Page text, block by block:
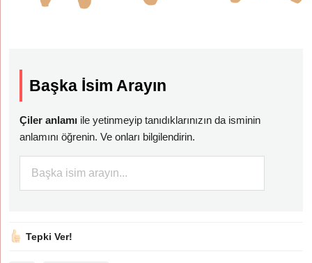
Başka İsim Arayın
Çiler anlamı ile yetinmeyip tanıdıklarınızın da isminin
anlamını öğrenin. Ve onları bilgilendirin.
Tepki Ver!